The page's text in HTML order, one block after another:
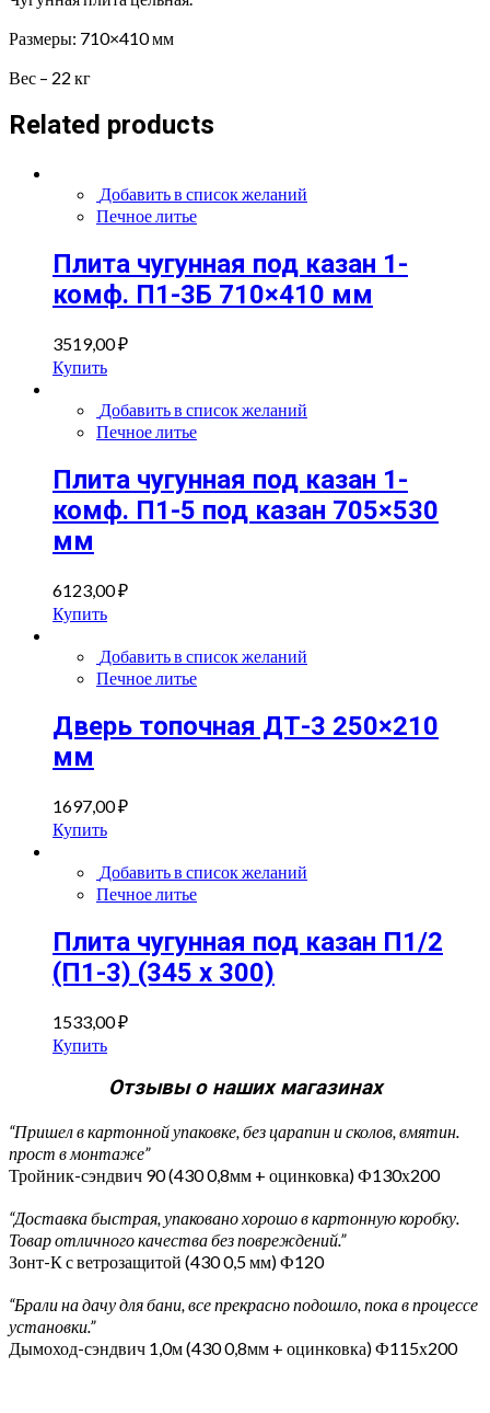
Размеры: 710×410 мм
Вес – 22 кг
Related products
Добавить в список желаний
Печное литье
Плита чугунная под казан 1-
комф. П1-3Б 710×410 мм
3519,00₽
Купить
Добавить в список желаний
Печное литье
Плита чугунная под казан 1-
комф. П1-5 под казан 705×530
мм
6123,00₽
Купить
Добавить в список желаний
Печное литье
Дверь топочная ДТ-3 250×210
мм
1697,00₽
Купить
Добавить в список желаний
Печное литье
Плита чугунная под казан П1/2
(П1-3) (345 х 300)
1533,00₽
Купить
Отзывы о наших магазинах
“Пришел в картонной упаковке, без царапин и сколов, вмятин.
прост в монтаже”
Тройник-сэндвич 90 (430 0,8мм + оцинковка) Ф130х200
“Доставка быстрая, упаковано хорошо в картонную коробку.
Товар отличного качества без повреждений.”
Зонт-К с ветрозащитой (430 0,5 мм) Ф120
“Брали на дачу для бани, все прекрасно подошло, пока в процессе
установки.”
Дымоход-сэндвич 1,0м (430 0,8мм + оцинковка) Ф115х200